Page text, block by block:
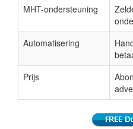
MHT-ondersteuning
Automatisering
Prijs